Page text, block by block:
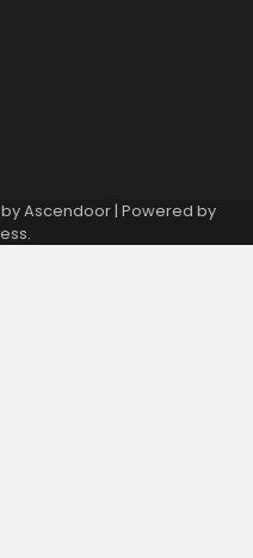
Ascendoor| Powered by
.